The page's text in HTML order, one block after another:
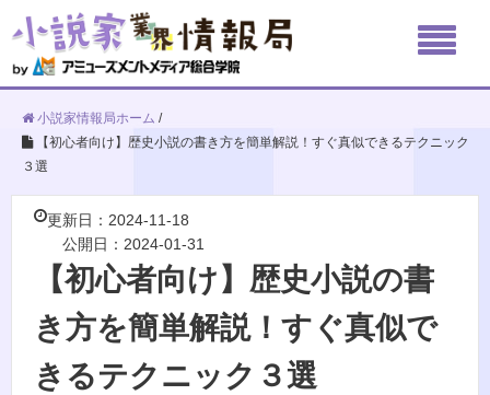
小説家情報局ホーム /
【初心者向け】歴史小説の書き方を簡単解説！すぐ真似できるテクニック
３選
更新日：2024-11-18
公開日：2024-01-31
【初心者向け】歴史小説の書
き方を簡単解説！すぐ真似で
きるテクニック３選